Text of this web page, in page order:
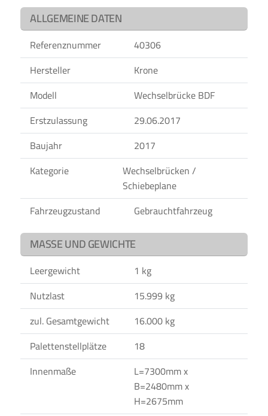
ALLGEMEINE DATEN
Referenznummer
40306
Hersteller
Krone
Modell
Wechselbrücke BDF
Erstzulassung
29.06.2017
Baujahr
2017
Kategorie
Wechselbrücken /
Schiebeplane
Fahrzeugzustand
Gebrauchtfahrzeug
MASSE UND GEWICHTE
Leergewicht
1 kg
Nutzlast
15.999 kg
zul. Gesamtgewicht
16.000 kg
Palettenstellplätze
18
Innenmaße
L=7300mm x
B=2480mm x
H=2675mm